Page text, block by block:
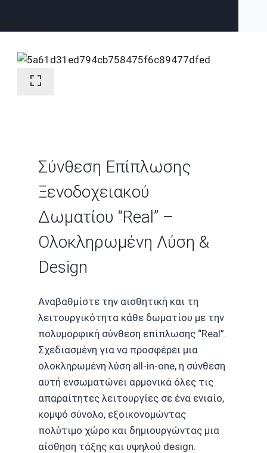
Σύνθεση Επίπλωσης
Ξενοδοχειακού
Δωματίου “Real” –
Ολοκληρωμένη Λύση &
Design
Αναβαθμίστε την αισθητική και τη
λειτουργικότητα κάθε δωματίου με την
πολυμορφική σύνθεση επίπλωσης “Real”.
Σχεδιασμένη για να προσφέρει μια
ολοκληρωμένη λύση all-in-one, η σύνθεση
αυτή ενσωματώνει αρμονικά όλες τις
απαραίτητες λειτουργίες σε ένα ενιαίο,
κομψό σύνολο, εξοικονομώντας
πολύτιμο χώρο και δημιουργώντας μια
αίσθηση τάξης και υψηλού design.